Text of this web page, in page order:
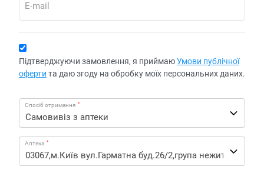
E-mail
Підтверджуючи замовлення, я приймаюУмови публічної
оферти та даю згоду на обробку моїх персональних даних.
Спосіб отримання *
Аптека *